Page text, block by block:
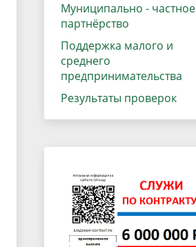
Муниципально - частное
партнёрство
Поддержка малого и
среднего
предпринимательства
Результаты проверок